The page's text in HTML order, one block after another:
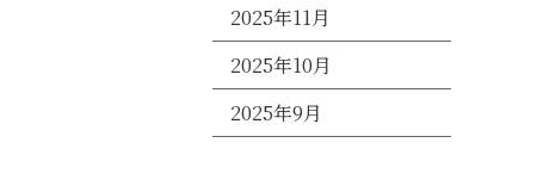
2025年11月
2025年10月
2025年9月